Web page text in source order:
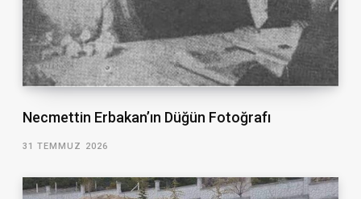
Necmettin Erbakan’ın Düğün Fotoğrafı
31 TEMMUZ 2026